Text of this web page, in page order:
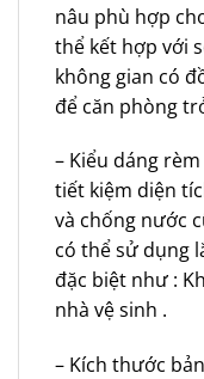
nâu phù hợp
thể kết hợp với
không gian có
để căn phòng
– Kiểu dáng
tiết kiệm diện
và chống nước
có thể sử dụng
đặc biệt như :
nhà vệ sinh .
– Kích thước